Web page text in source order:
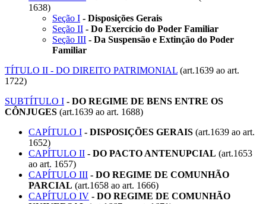
1638)
Seção I - Disposições Gerais
Seção II - Do Exercício do Poder Familiar
Seção III - Da Suspensão e Extinção do Poder
Familiar
TÍTULO II - DO DIREITO PATRIMONIAL (art.1639 ao art.
1722)
SUBTÍTULO I - DO REGIME DE BENS ENTRE OS
CÔNJUGES (art.1639 ao art. 1688)
CAPÍTULO I - DISPOSIÇÕES GERAIS (art.1639 ao art.
1652)
CAPÍTULO II - DO PACTO ANTENUPCIAL (art.1653
ao art. 1657)
CAPÍTULO III - DO REGIME DE COMUNHÃO
PARCIAL (art.1658 ao art. 1666)
CAPÍTULO IV - DO REGIME DE COMUNHÃO